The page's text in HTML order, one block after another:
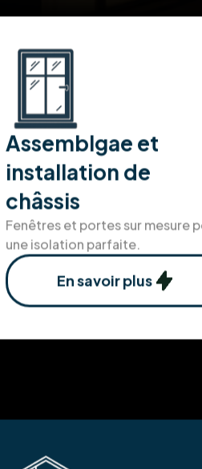
Assemblgae et
installation de
châssis
Fenêtres et portes sur mesure
une isolation parfaite.
En savoir plus